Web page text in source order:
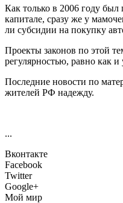
Как только в 2006 году был
капитале, сразу же у
ли субсидии на покупку
Проекты законов по этой
регулярностью, равно как
Последние новости по
жителей РФ надежду.
...
Вконтакте
Facebook
Twitter
Google+
Мой мир